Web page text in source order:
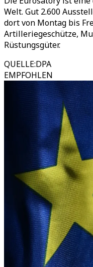
Welt. Gut 2.600
dort von Montag bis
Artilleriegeschütze,
Rüstungsgüter.
QUELLE:DPA
EMPFOHLEN